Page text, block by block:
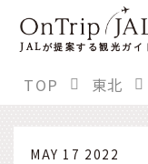
JALが提案する観光ガイ
TOP 東北
MAY 17 2022